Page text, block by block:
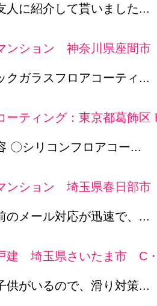
人に紹介して貰いました...
ンション 神奈川県座間
クガラスフロアコーティ...
ーティング：東京都葛飾区
〇シリコンフロアコー...
ンション 埼玉県春日部
のメール対応が迅速で、...
建 埼玉県さいたま市 C
供がいるので、滑り対策...